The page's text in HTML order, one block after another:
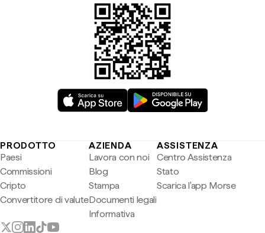
PRODOTTO
Paesi
Commissioni
Cripto
Convertitore di valute
AZIENDA
Lavora con noi
Blog
Stampa
Documenti legali
Informativa
ASSISTENZA
Centro Assistenza
Stato
Scarica l'app Morse